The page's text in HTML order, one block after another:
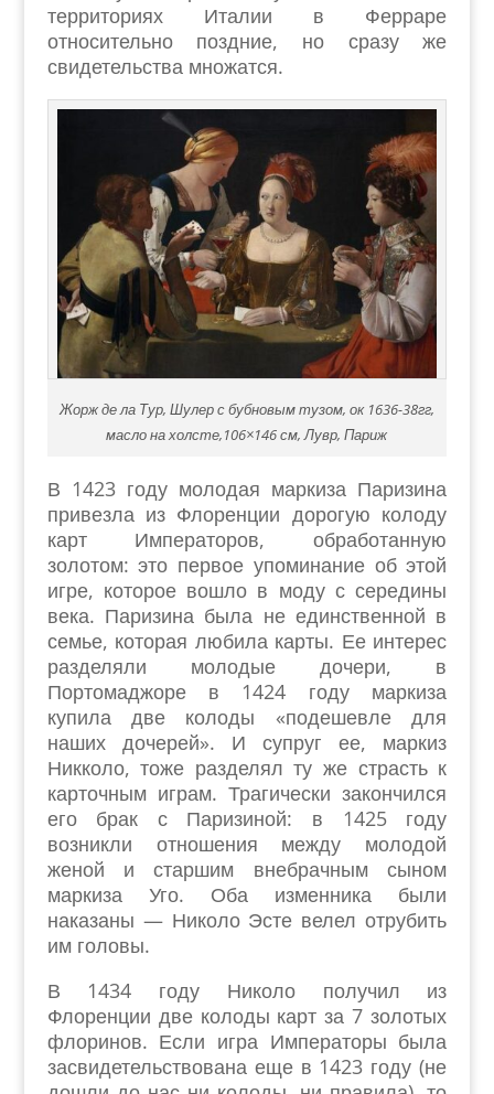
территориях Италии в Ферраре
относительно поздние, но сразу же
свидетельства множатся.
Жорж де ла Тур, Шулер с бубновым тузом, ок 1636-38гг,
масло на холсте,106×146 см, Лувр, Париж
В 1423 году молодая маркиза Паризина
привезла из Флоренции дорогую колоду
карт Императоров, обработанную
золотом: это первое упоминание об этой
игре, которое вошло в моду с середины
века. Паризина была не единственной в
семье, которая любила карты. Ее интерес
разделяли молодые дочери, в
Портомаджоре в 1424 году маркиза
купила две колоды «подешевле для
наших дочерей». И супруг ее, маркиз
Никколо, тоже разделял ту же страсть к
карточным играм. Трагически закончился
его брак с Паризиной: в 1425 году
возникли отношения между молодой
женой и старшим внебрачным сыном
маркиза Уго. Оба изменника были
наказаны — Николо Эсте велел отрубить
им головы.
В 1434 году Николо получил из
Флоренции две колоды карт за 7 золотых
флоринов. Если игра Императоры была
засвидетельствована еще в 1423 году (не